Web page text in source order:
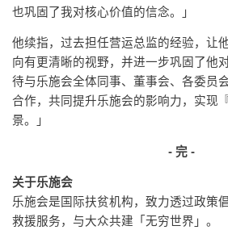
也巩固了我对核心价值的信念。」
他续指，过去担任营运总监的经验，让
向有更清晰的视野，并进一步巩固了他
待与乐施会全体同事、董事会、各委员
合作，共同提升乐施会的影响力，实现
景。」
- 完 -
关于乐施会
乐施会是国际扶贫机构，致力透过政策
救援服务，与大众共建「无穷世界」。